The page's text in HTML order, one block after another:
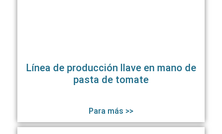
Línea de producción llave en mano de
pasta de tomate
Para más >>